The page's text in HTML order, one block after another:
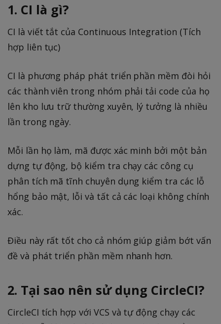
1. CI là gì?
CI là viết tắt của Continuous Integration (Tích
hợp liên tục)
CI là phương pháp phát triển phần mềm đòi hỏi
các thành viên trong nhóm phải tải code của họ
lên kho lưu trữ thường xuyên, lý tưởng là nhiều
lần trong ngày.
Mỗi lần họ làm, mã được xác minh bởi một bản
dựng tự động, bộ kiểm tra chạy các công cụ
phân tích mã tĩnh chuyên dụng kiểm tra các lỗ
hổng bảo mật, lỗi và tất cả các loại không chính
xác.
Điều này rất tốt cho cả nhóm giúp giảm bớt vấn
đề và phát triển phần mềm nhanh hơn.
2. Tại sao nên sử dụng CircleCI?
CircleCI tích hợp với VCS và tự động chạy các